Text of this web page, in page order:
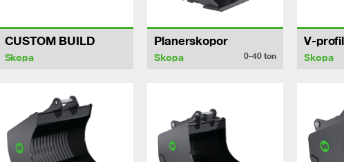
CUSTOM BUILD
Skopa
Planerskopor
Skopa 0-40ton
V-
Skopa